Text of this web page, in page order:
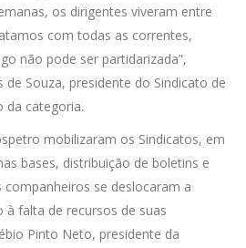
os dirigentes viveram entre
com todas as correntes,
não pode ser partidarizada”,
de Souza, presidente do Sindicato de
da categoria.
mobilizaram os Sindicatos, em
bases, distribuição de boletins e
companheiros se deslocaram a
falta de recursos de suas
Pinto Neto, presidente da